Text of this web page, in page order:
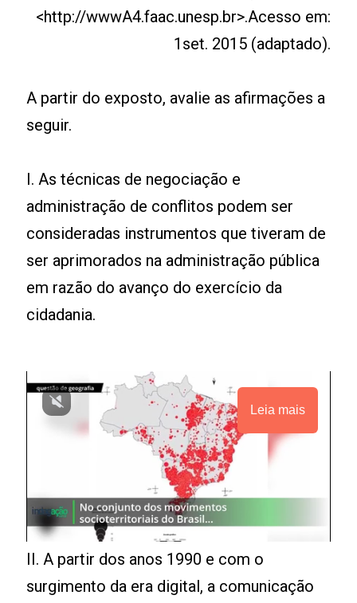
<http://wwwA4.faac.unesp.br>.Acesso em:
1set. 2015 (adaptado).
A partir do exposto, avalie as afirmações a
seguir.
I. As técnicas de negociação e
administração de conflitos podem ser
consideradas instrumentos que tiveram de
ser aprimorados na administração pública
em razão do avanço do exercício da
cidadania.
Leia mais
II. A partir dos anos 1990 e com o
surgimento da era digital, a comunicação